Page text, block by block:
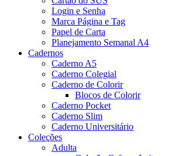
Login e Senha
Marca Página e Tag
Papel de Carta
Planejamento Semanal A4
Cadernos
Caderno A5
Caderno Colegial
Caderno de Colorir
Blocos de Colorir
Caderno Pocket
Caderno Slim
Caderno Universitário
Coleções
Adulta